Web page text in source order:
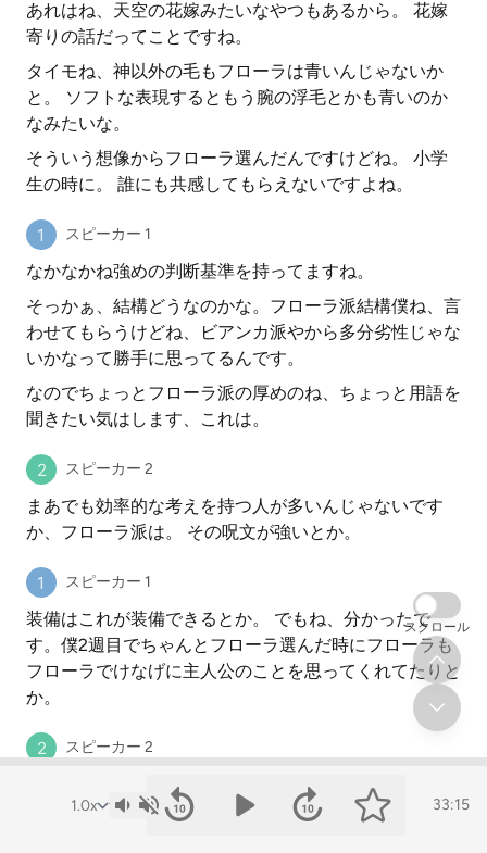
あれはね、天空の花嫁みたいなやつもあるから。 花嫁
寄りの話だってことですね。
タイモね、神以外の毛もフローラは青いんじゃないか
と。 ソフトな表現するともう腕の浮毛とかも青いのか
なみたいな。
そういう想像からフローラ選んだんですけどね。 小学
生の時に。 誰にも共感してもらえないですよね。
スピーカー 1
なかなかね強めの判断基準を持ってますね。
そっかぁ、結構どうなのかな。フローラ派結構僕ね、言
わせてもらうけどね、ビアンカ派やから多分劣性じゃな
いかなって勝手に思ってるんです。
なのでちょっとフローラ派の厚めのね、ちょっと用語を
聞きたい気はします、これは。
スピーカー 2
まあでも効率的な考えを持つ人が多いんじゃないです
か、フローラ派は。 その呪文が強いとか。
スピーカー 1
装備はこれが装備できるとか。 でもね、分かったで
す。僕2週目でちゃんとフローラ選んだ時にフローラも
フローラでけなげに主人公のことを思ってくれてたりと
か。
スピーカー 2
そうなんですよね、いわゆるお金持ちだからどういう性
格っていうわけじゃないですけど、
33:15
スクロール